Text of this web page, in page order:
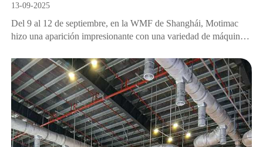
13-09-2025
Del 9 al 12 de septiembre, en la WMF de Shanghái, Motimac
hizo una aparición impresionante con una variedad de máquinas